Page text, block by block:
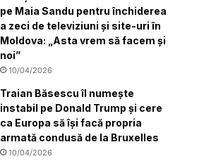
pe Maia Sandu pentru închiderea
a zeci de televiziuni și site-uri în
Moldova: „Asta vrem să facem și
noi”
10/04/2026
Traian Băsescu îl numește
instabil pe Donald Trump și cere
ca Europa să își facă propria
armată condusă de la Bruxelles
10/04/2026